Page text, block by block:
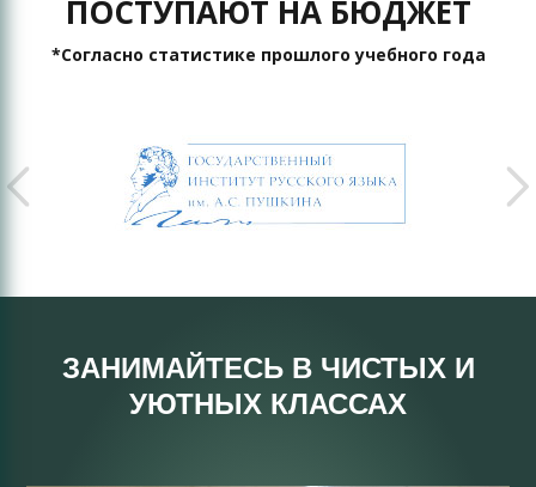
ПОСТУПАЮТ НА БЮДЖЕТ
*Согласно статистике прошлого учебного года
ЗАНИМАЙТЕСЬ В ЧИСТЫХ И
УЮТНЫХ КЛАССАХ